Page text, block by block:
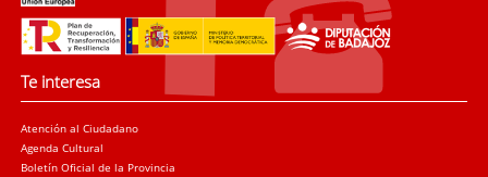
Te interesa
Atención al Ciudadano
Agenda Cultural
Boletín Oficial de la Provincia